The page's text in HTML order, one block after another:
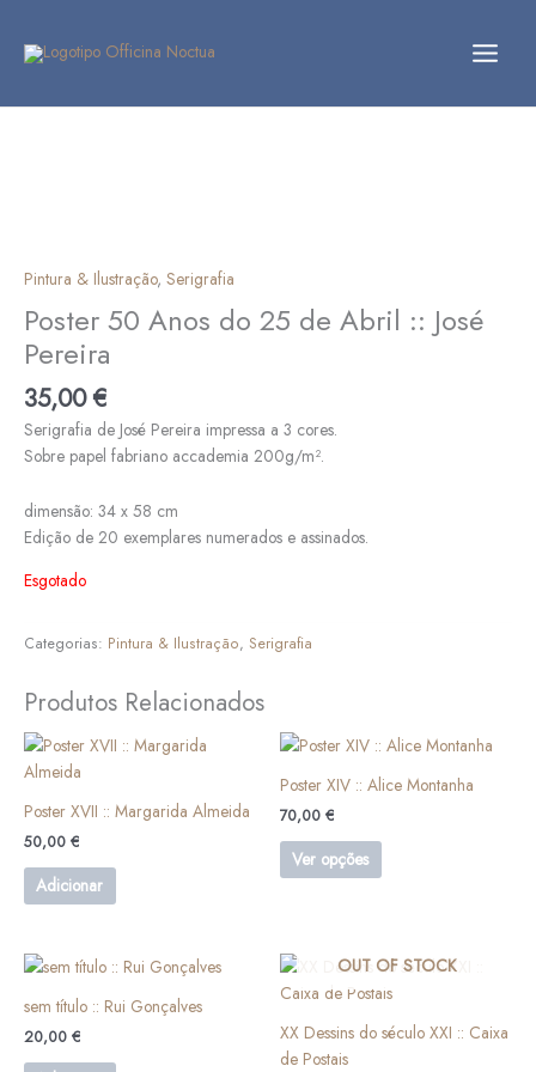
content
Pintura & Ilustração, Serigrafia
Poster 50 Anos do 25 de Abril :: José
Pereira
35,00€
Serigrafia de José Pereira impressa a 3 cores.
Sobre papel fabriano accademia 200g/m².
dimensão: 34 x 58 cm
Edição de 20 exemplares numerados e assinados.
Esgotado
Categorias: Pintura & Ilustração, Serigrafia
Produtos Relacionados
Poster XVII :: Margarida Almeida
50,00 €
Adicionar
Poster XIV :: Alice Montanha
70,00 €
Ver opções
This
product
has
variants.
The
be
the
sem título :: Rui Gonçalves
20,00 €
OUT OF STOCK
XX Dessins do século XXI :: Caixa
de Postais